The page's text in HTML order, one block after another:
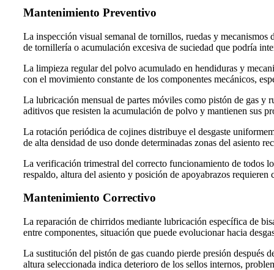
Mantenimiento Preventivo
La inspección visual semanal de tornillos, ruedas y
de tornillería o acumulación excesiva de suciedad que podría
La limpieza regular del polvo acumulado en hendiduras y
con el movimiento constante de los componentes mecánicos,
La lubricación mensual de partes móviles como pistón de gas y
aditivos que resisten la acumulación de polvo y mantienen sus
La rotación periódica de cojines distribuye el desgaste
de alta densidad de uso donde determinadas zonas del asiento
La verificación trimestral del correcto funcionamiento de todos
respaldo, altura del asiento y posición de apoyabrazos
Mantenimiento Correctivo
La reparación de chirridos mediante lubricación específica de
entre componentes, situación que puede evolucionar hacia
La sustitución del pistón de gas cuando pierde presión después
altura seleccionada indica deterioro de los sellos internos,